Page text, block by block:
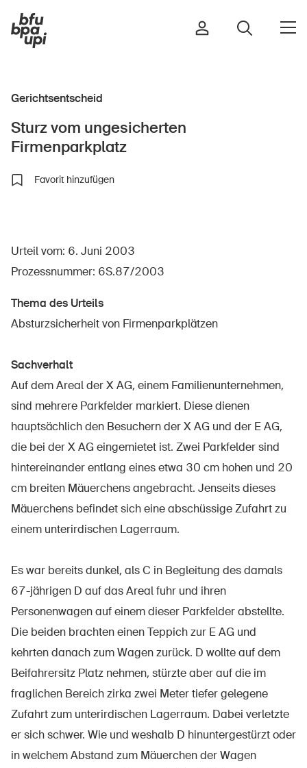
Sport & Bewegung
Zuhause & Garten
Gebäude & Anlagen
Im Unternehmen
Über die BFU
Medien
Sinus Plus
Kampagnen
Offene Stellen
Bestellen & herunterladen
Kurse & Veranstaltungen
Sichere Produkte
Rechtsfragen & Gerichtsentscheide
Sicherheitsdelegierte & Gemeinden
Kontakt & Beratung
Gerichtsentscheid
Sturz vom ungesicherten
Firmenparkplatz
Favorit hinzufügen
Urteil vom: 6. Juni 2003
Prozessnummer: 6S.87/2003
Thema des Urteils
Absturzsicherheit von Firmenparkplätzen
Sachverhalt
Auf dem Areal der X AG, einem Familienunternehmen,
sind mehrere Parkfelder markiert. Diese dienen
hauptsächlich den Besuchern der X AG und der E AG,
die bei der X AG eingemietet ist. Zwei Parkfelder sind
hintereinander entlang eines etwa 30 cm hohen und 20
cm breiten Mäuerchens angebracht. Jenseits dieses
Mäuerchens befindet sich eine abschüssige Zufahrt zu
einem unterirdischen Lagerraum.
Es war bereits dunkel, als C in Begleitung des damals
67-jährigen D auf das Areal fuhr und ihren
Personenwagen auf einem dieser Parkfelder abstellte.
Die beiden brachten einen Teppich zur E AG und
kehrten danach zum Wagen zurück. D wollte auf dem
Beifahrersitz Platz nehmen, stürzte aber auf die im
fraglichen Bereich zirka zwei Meter tiefer gelegene
Zufahrt zum unterirdischen Lagerraum. Dabei verletzte
er sich schwer. Wie und weshalb D hinuntergestürzt oder
in welchem Abstand zum Mäuerchen der Wagen